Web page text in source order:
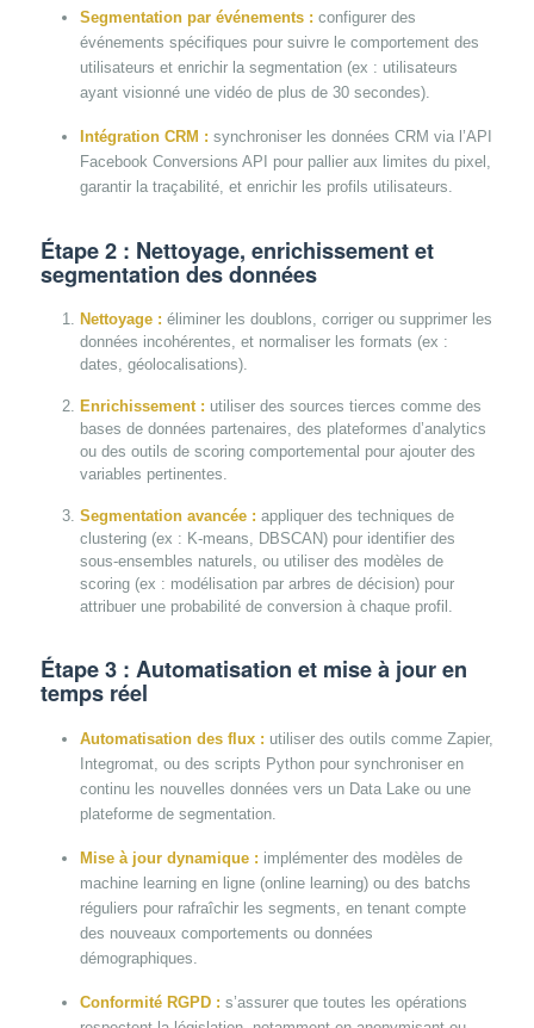
Segmentation par événements : configurer des
événements spécifiques pour suivre le comportement des
utilisateurs et enrichir la segmentation (ex : utilisateurs
ayant visionné une vidéo de plus de 30 secondes).
Intégration CRM : synchroniser les données CRM via l’API
Facebook Conversions API pour pallier aux limites du pixel,
garantir la traçabilité, et enrichir les profils utilisateurs.
Étape 2 : Nettoyage, enrichissement et
segmentation des données
Nettoyage : éliminer les doublons, corriger ou supprimer les
données incohérentes, et normaliser les formats (ex :
dates, géolocalisations).
Enrichissement : utiliser des sources tierces comme des
bases de données partenaires, des plateformes d’analytics
ou des outils de scoring comportemental pour ajouter des
variables pertinentes.
Segmentation avancée : appliquer des techniques de
clustering (ex : K-means, DBSCAN) pour identifier des
sous-ensembles naturels, ou utiliser des modèles de
scoring (ex : modélisation par arbres de décision) pour
attribuer une probabilité de conversion à chaque profil.
Étape 3 : Automatisation et mise à jour en
temps réel
Automatisation des flux : utiliser des outils comme Zapier,
Integromat, ou des scripts Python pour synchroniser en
continu les nouvelles données vers un Data Lake ou une
plateforme de segmentation.
Mise à jour dynamique : implémenter des modèles de
machine learning en ligne (online learning) ou des batchs
réguliers pour rafraîchir les segments, en tenant compte
des nouveaux comportements ou données
démographiques.
Conformité RGPD : s’assurer que toutes les opérations